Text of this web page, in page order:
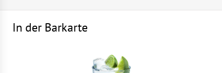
In der Barkarte